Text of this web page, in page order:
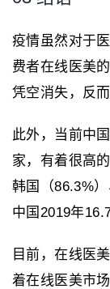
疫情虽然对于
费者在线医美
凭空消失，反
此外，当前中
家，有着很高
韩国（86.3%
中国2019年
目前，在线医
着在线医美市